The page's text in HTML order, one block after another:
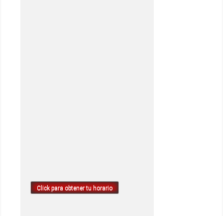
Click para obtener tu horario